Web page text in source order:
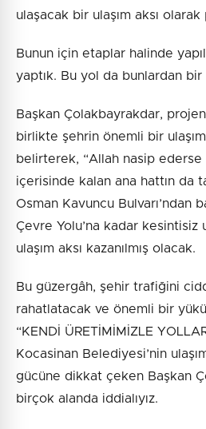
ulaşacak bir ulaşım aksı olarak
Bunun için etaplar halinde
yaptık. Bu yol da bunlardan bir
Başkan Çolakbayrakdar,
birlikte şehrin önemli bir ulaşım
belirterek, “Allah nasip ederse
içerisinde kalan ana hattın da
Osman Kavuncu Bulvarı’ndan
Çevre Yolu’na kadar kesintisiz
ulaşım aksı kazanılmış olacak.
Bu güzergâh, şehir trafiğini
rahatlatacak ve önemli bir
“KENDİ ÜRETİMİMİZLE
Kocasinan Belediyesi’nin
gücüne dikkat çeken Başkan
birçok alanda iddialıyız.